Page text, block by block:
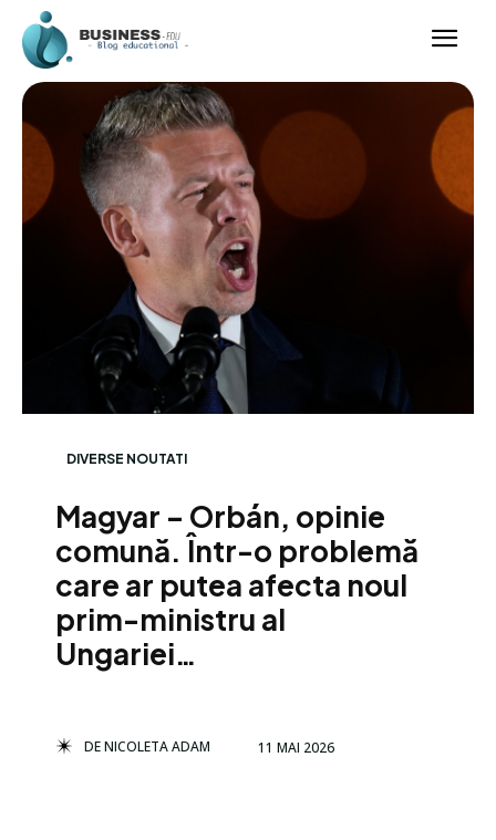
DIVERSE NOUTATI
Magyar – Orbán, opinie
comună. Într-o problemă
care ar putea afecta noul
prim-ministru al
Ungariei…
DENICOLETA ADAM 11 MAI 2026